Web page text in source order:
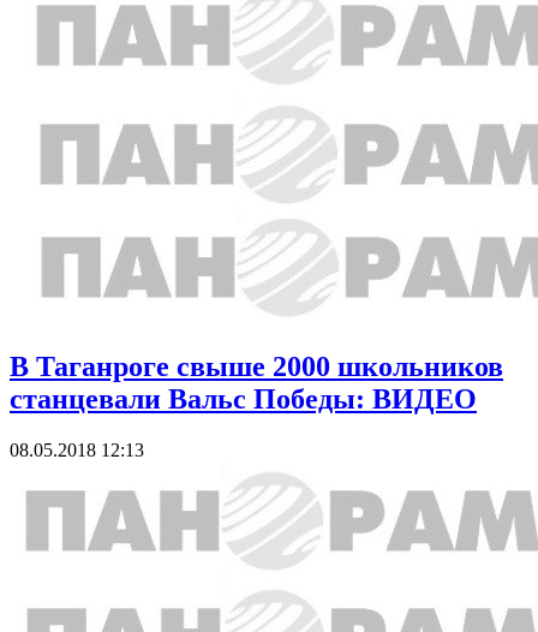
В Таганроге свыше 2000 школьников
станцевали Вальс Победы: ВИДЕО
08.05.2018 12:13